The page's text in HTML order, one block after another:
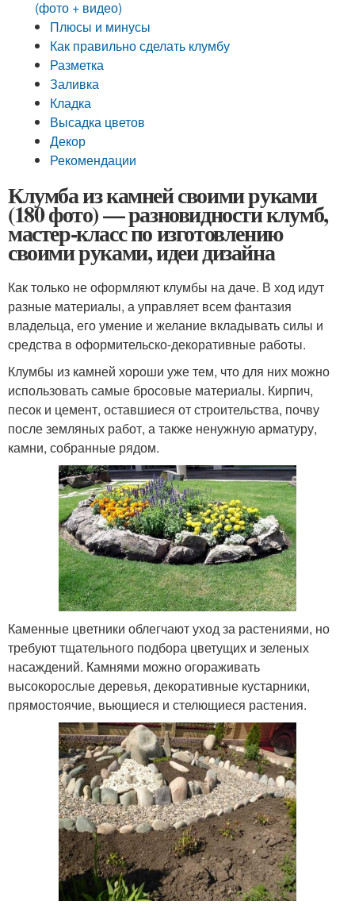
(фото + видео)
Плюсы и минусы
Как правильно сделать клумбу
Разметка
Заливка
Кладка
Высадка цветов
Декор
Рекомендации
Клумба из камней своими руками
(180 фото) — разновидности клумб,
мастер-класс по изготовлению
своими руками, идеи дизайна
Как только не оформляют клумбы на даче. В ход идут
разные материалы, а управляет всем фантазия
владельца, его умение и желание вкладывать силы и
средства в оформительско-декоративные работы.
Клумбы из камней хороши уже тем, что для них можно
использовать самые бросовые материалы. Кирпич,
песок и цемент, оставшиеся от строительства, почву
после земляных работ, а также ненужную арматуру,
камни, собранные рядом.
Каменные цветники облегчают уход за растениями, но
требуют тщательного подбора цветущих и зеленых
насаждений. Камнями можно огораживать
высокорослые деревья, декоративные кустарники,
прямостоячие, вьющиеся и стелющиеся растения.